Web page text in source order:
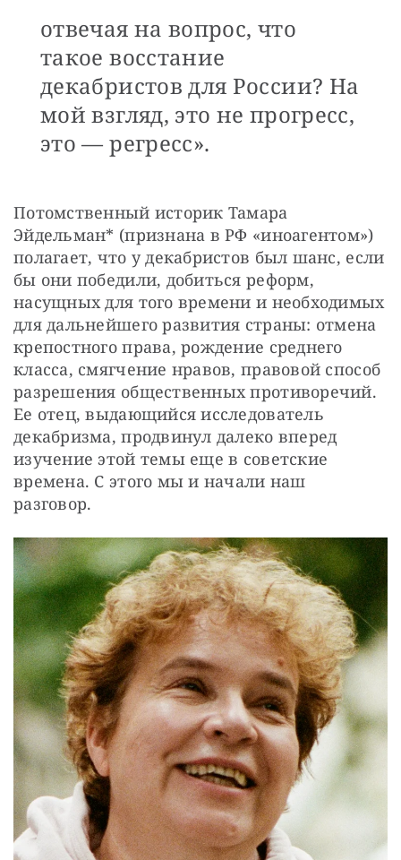
отвечая на вопрос, что
такое восстание
декабристов для России? На
мой взгляд, это не прогресс,
это — регресс».
Потомственный историк Тамара
Эйдельман* (признана в РФ «иноагентом»)
полагает, что у декабристов был шанс, если
бы они победили, добиться реформ,
насущных для того времени и необходимых
для дальнейшего развития страны: отмена
крепостного права, рождение среднего
класса, смягчение нравов, правовой способ
разрешения общественных противоречий.
Ее отец, выдающийся исследователь
декабризма, продвинул далеко вперед
изучение этой темы еще в советские
времена. С этого мы и начали наш
разговор.